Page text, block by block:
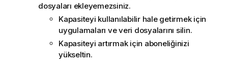
dosyaları ekleyemezsiniz.
Kapasiteyi kullanılabilir hale getirmek için
uygulamaları ve veri dosyalarını silin.
Kapasiteyi artırmak için aboneliğinizi
yükseltin.